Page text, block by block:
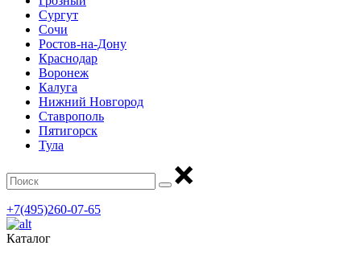
Сургут
Сочи
Ростов-на-Дону
Краснодар
Воронеж
Калуга
Нижний Новгород
Ставрополь
Пятигорск
Тула
+7(495)260-07-65
Каталог